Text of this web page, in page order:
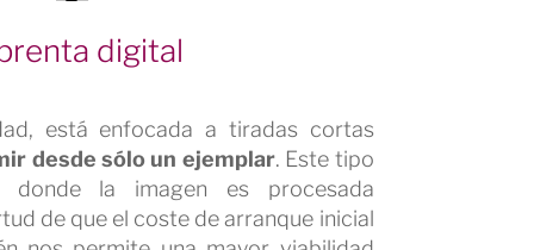
digital
está enfocada a tiradas cortas
desde sólo un ejemplar. Este tipo
donde la imagen es procesada
de que el coste de arranque inicial